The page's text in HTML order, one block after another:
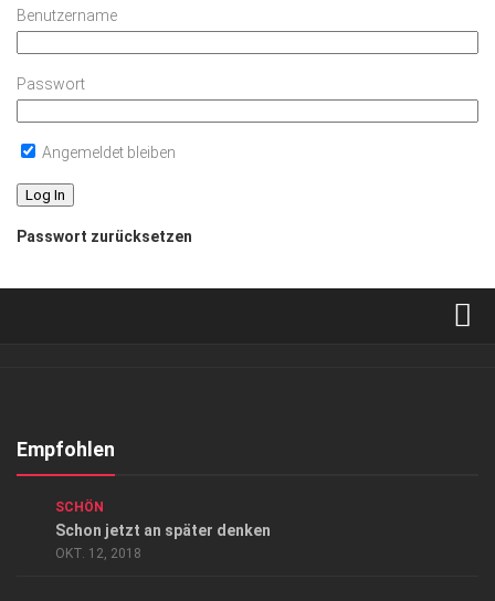
Benutzername
Passwort
Angemeldet bleiben
Passwort zurücksetzen
Kontakt, Impressum
Empfohlen
SCHÖN
Schon jetzt an später denken
OKT. 12, 2018